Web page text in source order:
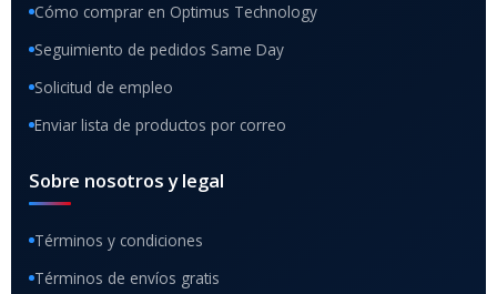
Cómo comprar en Optimus Technology
Seguimiento de pedidos Same Day
Solicitud de empleo
Enviar lista de productos por correo
Sobre nosotros y legal
Términos y condiciones
Términos de envíos gratis